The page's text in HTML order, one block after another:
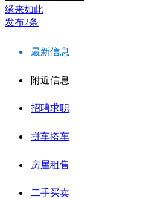
缘来如此
发布2条
最新信息
附近信息
招聘求职
拼车搭车
房屋租售
二手买卖